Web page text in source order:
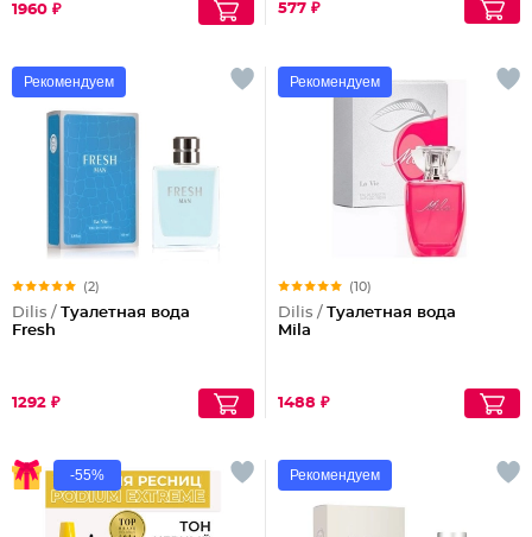
1960 ₽ 577 ₽
Рекомендуем
(2)
Dilis / Туалетная вода
Fresh
1292 ₽
Рекомендуем
(10)
Dilis / Туалетная вода
Mila
1488 ₽
-55% Рекомендуем